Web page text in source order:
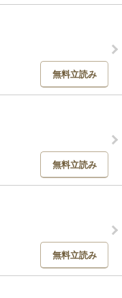
無料立読み
無料立読み
無料立読み